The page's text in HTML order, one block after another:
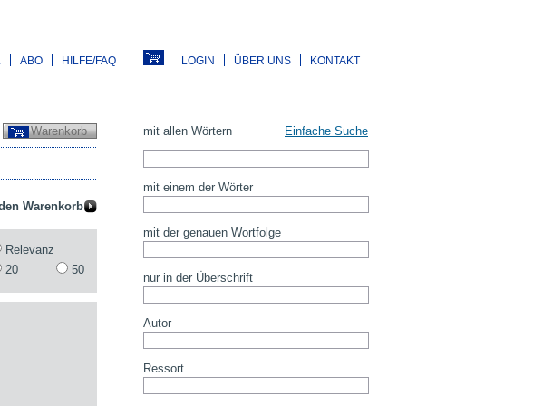
ABO HILFE/FAQ LOGIN ÜBER UNS KONTAKT
Warenkorb
Relevanz
20 50
mit allen Wörtern Einfache Suche
mit einem der Wörter
mit der genauen Wortfolge
nur in der Überschrift
Autor
Ressort